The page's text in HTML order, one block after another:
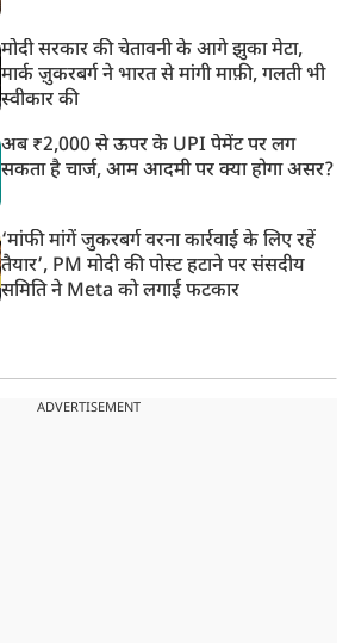
मोदी सरकार की चेतावनी के आगे झुका मेटा,
मार्क ज़ुकरबर्ग ने भारत से मांगी माफ़ी, गलती भी
स्वीकार की
अब ₹2,000 से ऊपर के UPI पेमेंट पर लग
सकता है चार्ज, आम आदमी पर क्या होगा असर?
‘मांफी मांगें जुकरबर्ग वरना कार्रवाई के लिए रहें
तैयार’, PM मोदी की पोस्ट हटाने पर संसदीय
समिति ने Meta को लगाई फटकार
ADVERTISEMENT